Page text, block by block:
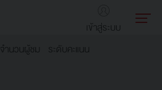
เข้าสู่ระบบ
จำนวนผู้ชม
ระดับคะแนน